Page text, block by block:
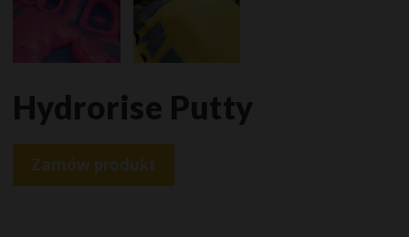
Hydrorise Putty
Zamów produkt